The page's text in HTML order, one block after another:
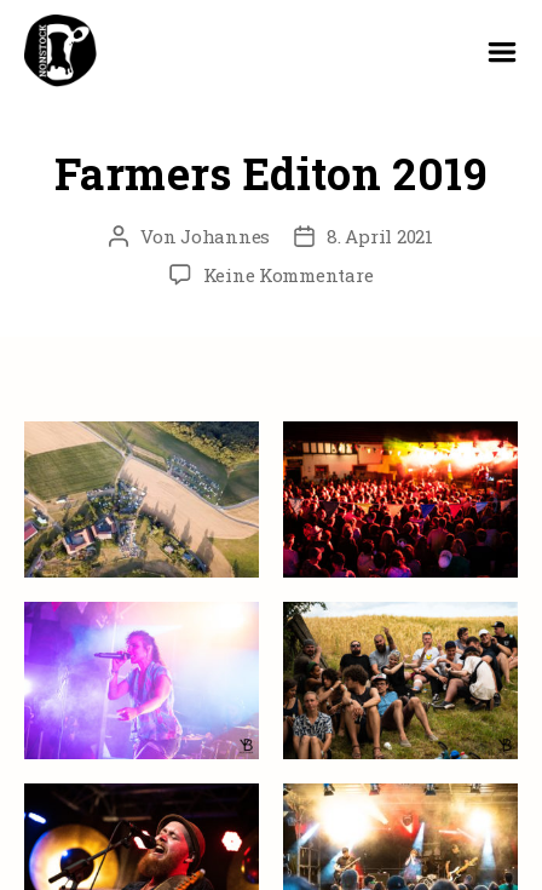
Farmers Editon 2019
Beitragsautor
VonJohannes Veröffentlichungsdatum
8. April 2021
Keine Kommentarezu